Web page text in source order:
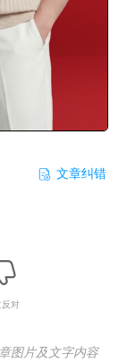
文章纠错
对
图片及文字内容